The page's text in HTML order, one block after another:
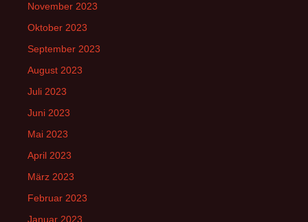
November 2023
Oktober 2023
September 2023
August 2023
Juli 2023
Juni 2023
Mai 2023
April 2023
März 2023
Februar 2023
Januar 2023